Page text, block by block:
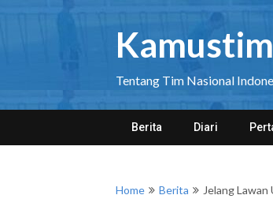
Tentang Tim Nasional
Berita Diari
Home Berita Jelang